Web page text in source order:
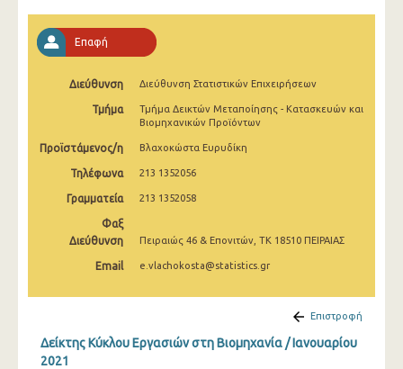
Απριλίου 2025
Μαρτίου 2025
Φεβρουαρίου 2025
Ιανουαρίου 2025
Δεκεμβρίου 2024
Νοεμβρίου 2024
Σεπτεμβρίου 2024
Ιουνίου 2024
Επαφή
Διεύθυνση Διεύθυνση Στατιστικών Επιχειρήσεων
Τμήμα
Τμήμα Δεικτών Μεταποίησης - Κατασκευών και
Βιομηχανικών Προϊόντων
Προϊστάμενος/η Βλαχοκώστα Ευρυδίκη
Τηλέφωνα 213 1352056
Γραμματεία 213 1352058
Φαξ
Διεύθυνση
Πειραιώς 46 & Επονιτών, ΤΚ 18510 ΠΕΙΡΑΙΑΣ
Email e.vlachokosta@statistics.gr
Επιστροφή
Δείκτης Κύκλου Εργασιών στη Βιομηχανία / Ιανουαρίου
2021